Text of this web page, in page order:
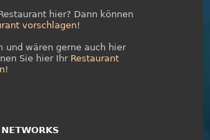
hier? Dann können
vorschlagen!
und wären gerne auch hier
Sie hier Ihr Restaurant
!